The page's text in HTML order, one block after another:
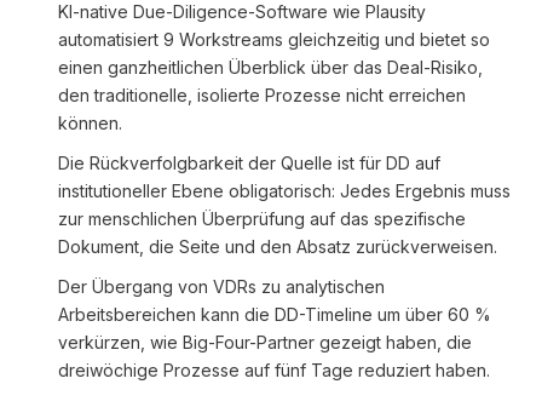
KI-native Due-Diligence-Software wie Plausity
automatisiert 9 Workstreams gleichzeitig und bietet so
einen ganzheitlichen Überblick über das Deal-Risiko,
den traditionelle, isolierte Prozesse nicht erreichen
können.
Die Rückverfolgbarkeit der Quelle ist für DD auf
institutioneller Ebene obligatorisch: Jedes Ergebnis muss
zur menschlichen Überprüfung auf das spezifische
Dokument, die Seite und den Absatz zurückverweisen.
Der Übergang von VDRs zu analytischen
Arbeitsbereichen kann die DD-Timeline um über 60 %
verkürzen, wie Big-Four-Partner gezeigt haben, die
dreiwöchige Prozesse auf fünf Tage reduziert haben.